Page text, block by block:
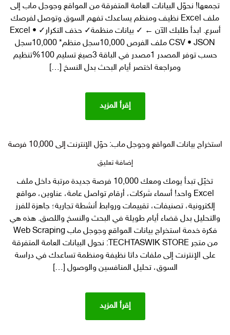
المواقع
وجوجل
ماب
وتحويلها
إلى
10,000
فرصة
ملف
تجمعها! نحوّل البيانات العامة المتفرقة من المواقع وجوجل ماب إلى
ملف Excel نظيف ومنظم يساعدك تفهم السوق وتوصل لفرصك
أسرع. ابدأ طلبك الآن ← ✓ بيانات منظمة✓ حذف التكرار✓ Excel •
CSV • JSON ملف الفرص 10,000سجل منظم* 10,000سجل
حسب توفر المصدر 1مصدر في الباقة 3صيغ تسليم 100%تنظيم
ومراجعة اختصر أيام البحث بدل النسخ […]
إقرأ المزيد
استخراج بيانات المواقع وجوجل ماب: حوّل الإنترنت إلى 10,000 فرصة داخل ملف واحد Web Scraping
إضافة تعليقعلى
بيانات
المواقع
وجوجل
ماب:
حوّل
الإنترنت
إلى
10,000
فرصة
ملف
تخيّل تبدأ يومك ومعك 10,000 فرصة جديدة مرتبة داخل ملف
Excel واحد! أسماء شركات، أرقام تواصل عامة، عناوين، مواقع
إلكترونية، تصنيفات، تقييمات وروابط أنشطة تجارية؛ جاهزة للفرز
والتحليل بدل قضاء أيام طويلة في البحث والنسخ واللصق. هذه هي
فكرة خدمة استخراج بيانات المواقع وجوجل ماب Web Scraping
من متجر TECHTASWIK STORE: نحول البيانات العامة المتفرقة
على الإنترنت إلى ملفات داتا نظيفة ومنظمة تساعدك في دراسة
السوق، تحليل المنافسين والوصول […]
إقرأ المزيد